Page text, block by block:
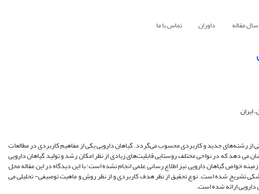
مقاله داوران تماس با ما
ایران
از رشته‌های جدید و کاربردی محسوب می‌گردد. گیاهان دارویی یکی از مفاهیم کاربردی در مطالعات
دهد که در نواحی مختلف روستایی قابلیت‌های زیادی از نظر امکان رشد و تولید گیاهان دارویی
خواص گیاهان دارویی نیز اطلاع رسانی علمی انجام نشده است؛ با این دیدگاه در این مقاله محل
تشریح شده است. نوع تحقیق از نظر هدف کاربردی و از نظر روش و ماهیت توصیفی- تحلیلی می
دارویی ارائه شده است.